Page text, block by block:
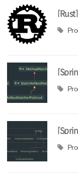
작해보